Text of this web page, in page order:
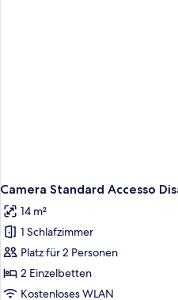
Camera Standard Accesso
14 m²
1 Schlafzimmer
Platz für 2 Personen
2 Einzelbetten
Kostenloses WLAN